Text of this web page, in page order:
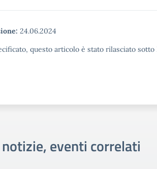
24.06.2024
questo articolo è stato rilasciato
eventi correlati